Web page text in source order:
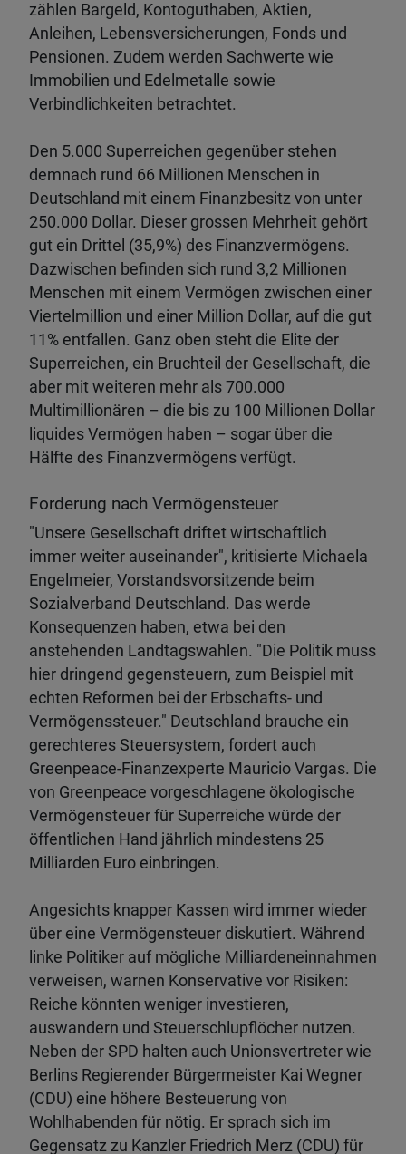
zählen Bargeld, Kontoguthaben, Aktien,
Anleihen, Lebensversicherungen, Fonds und
Pensionen. Zudem werden Sachwerte wie
Immobilien und Edelmetalle sowie
Verbindlichkeiten betrachtet.
Den 5.000 Superreichen gegenüber stehen
demnach rund 66 Millionen Menschen in
Deutschland mit einem Finanzbesitz von unter
250.000 Dollar. Dieser grossen Mehrheit gehört
gut ein Drittel (35,9%) des Finanzvermögens.
Dazwischen befinden sich rund 3,2 Millionen
Menschen mit einem Vermögen zwischen einer
Viertelmillion und einer Million Dollar, auf die gut
11% entfallen. Ganz oben steht die Elite der
Superreichen, ein Bruchteil der Gesellschaft, die
aber mit weiteren mehr als 700.000
Multimillionären – die bis zu 100 Millionen Dollar
liquides Vermögen haben – sogar über die
Hälfte des Finanzvermögens verfügt.
Forderung nach Vermögensteuer
"Unsere Gesellschaft driftet wirtschaftlich
immer weiter auseinander", kritisierte Michaela
Engelmeier, Vorstandsvorsitzende beim
Sozialverband Deutschland. Das werde
Konsequenzen haben, etwa bei den
anstehenden Landtagswahlen. "Die Politik muss
hier dringend gegensteuern, zum Beispiel mit
echten Reformen bei der Erbschafts- und
Vermögenssteuer." Deutschland brauche ein
gerechteres Steuersystem, fordert auch
Greenpeace-Finanzexperte Mauricio Vargas. Die
von Greenpeace vorgeschlagene ökologische
Vermögensteuer für Superreiche würde der
öffentlichen Hand jährlich mindestens 25
Milliarden Euro einbringen.
Angesichts knapper Kassen wird immer wieder
über eine Vermögensteuer diskutiert. Während
linke Politiker auf mögliche Milliardeneinnahmen
verweisen, warnen Konservative vor Risiken:
Reiche könnten weniger investieren,
auswandern und Steuerschlupflöcher nutzen.
Neben der SPD halten auch Unionsvertreter wie
Berlins Regierender Bürgermeister Kai Wegner
(CDU) eine höhere Besteuerung von
Wohlhabenden für nötig. Er sprach sich im
Gegensatz zu Kanzler Friedrich Merz (CDU) für